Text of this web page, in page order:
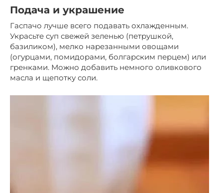
Подача и украшение
Гаспачо лучше всего подавать охлажденным.
Украсьте суп свежей зеленью (петрушкой,
базиликом), мелко нарезанными овощами
(огурцами, помидорами, болгарским перцем) или
гренками. Можно добавить немного оливкового
масла и щепотку соли.